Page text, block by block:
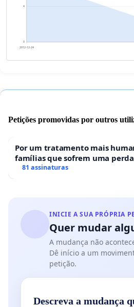
0
4
2012-12-24
Petições promovidas por outros
Por um tratamento mais
famílias que sofrem uma
hospitais portugueses
81 assinaturas
INICIE A SUA PRÓPRIA
Quer mudar
A mudança não
Dê início a um
petição.
Descreva a mudança